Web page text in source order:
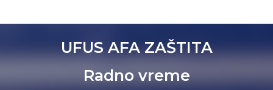
UFUS AFA ZAŠTITA
Radno vreme